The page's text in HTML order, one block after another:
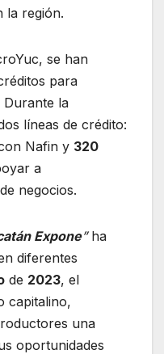
la región.
se han
para
Durante la
líneas de crédito:
Nafin y 320
a
negocios.
Expone”ha
diferentes
de 2023, el
capitalino,
una
oportunidades